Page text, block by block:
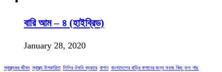
বারি আম – ৪ (হাইব্রিড)
January 28, 2020
স্বাস্থ্যকর জীবন স্বাস্থ্য উপকারিতা লিলির ঔষধি ব্যবহার বাগান বাংলাদেশের বাড়ির বাগানের জন্য সহজ কিছু ফুল গাছ